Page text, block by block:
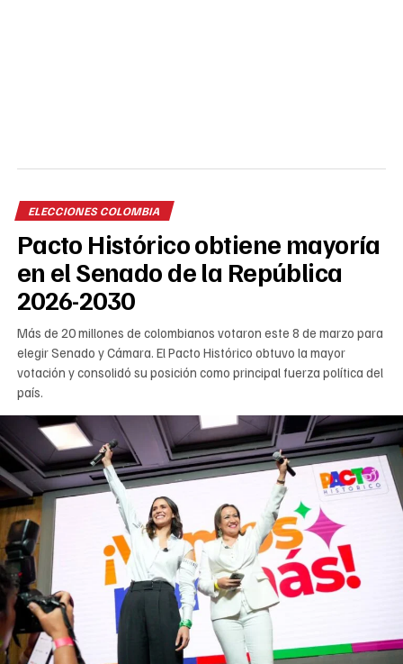
ELECCIONES COLOMBIA
Pacto Histórico obtiene mayoría
en el Senado de la República
2026-2030
Más de 20 millones de colombianos votaron este 8 de marzo para
elegir Senado y Cámara. El Pacto Histórico obtuvo la mayor
votación y consolidó su posición como principal fuerza política del
país.